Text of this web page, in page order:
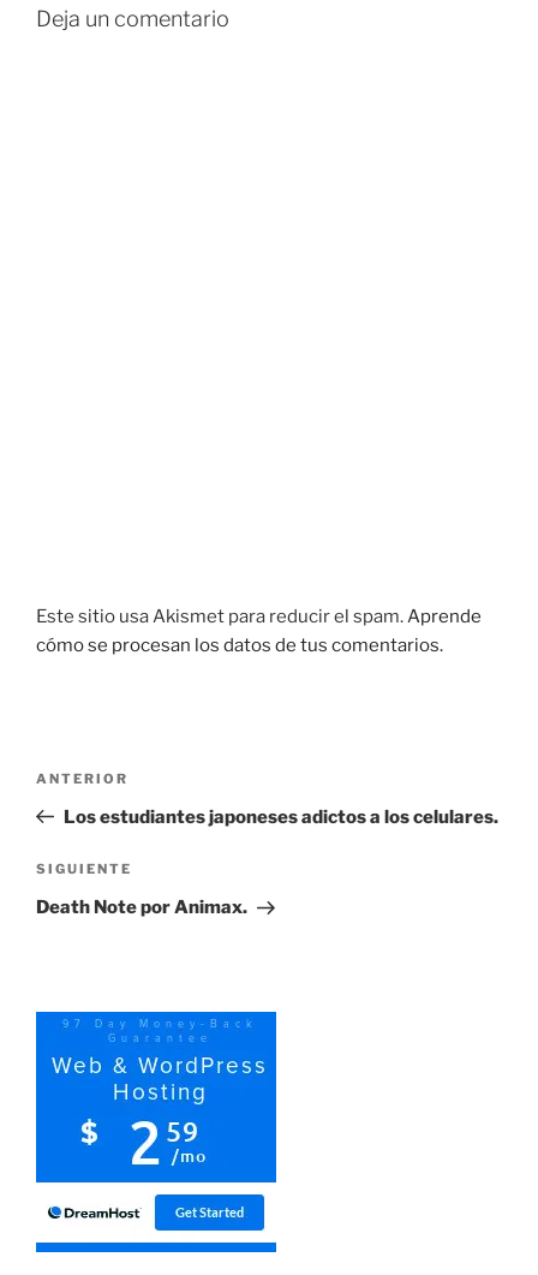
Deja un comentario
Este sitio usa Akismet para reducir el spam.Aprende
cómo se procesan los datos de tus comentarios.
Navegación
entradas
Entrada
anterior:
ANTERIOR
Los estudiantes japoneses adictos a los celulares.
Siguiente
entrada
SIGUIENTE
Death Note por Animax.